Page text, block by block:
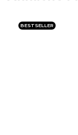
BESTSELLER